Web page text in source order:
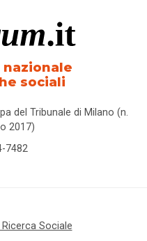
nazionale
sociali
del Tribunale di Milano (n.
2017)
7482
Sociale